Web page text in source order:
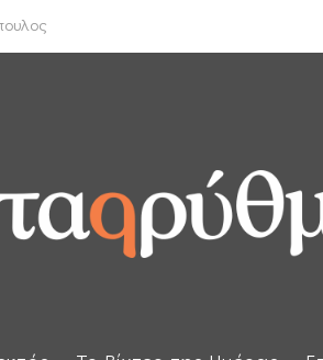
για τη Γάζα